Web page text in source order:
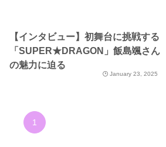
【インタビュー】初舞台に挑戦する
「SUPER★DRAGON」飯島颯さん
の魅力に迫る
January 23, 2025
1